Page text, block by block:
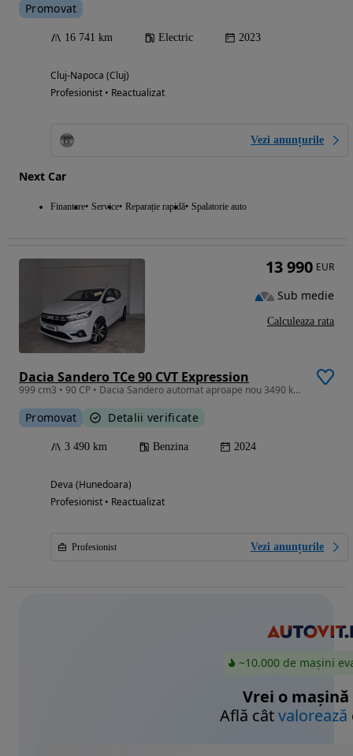
Promovat
16 741 km Electric 2023
Cluj-Napoca (Cluj)
Profesionist • Reactualizat
Vezi anunțurile
Next Car
Finantare Service Reparație rapidă Spalatorie auto
Dacia Sandero TCe 90 CVT Expression
999 cm3 • 90 CP • Dacia Sandero automat aproape nou 3490 km reali 2024
Promovat Detalii verificate
3 490 km Benzina 2024
Deva (Hunedoara)
Profesionist • Reactualizat
Profesionist Vezi anunțurile
13 990 EUR
Sub medie
Calculeaza rata
~10.000 de mașini
Vrei o mașină
Află câtvalorează